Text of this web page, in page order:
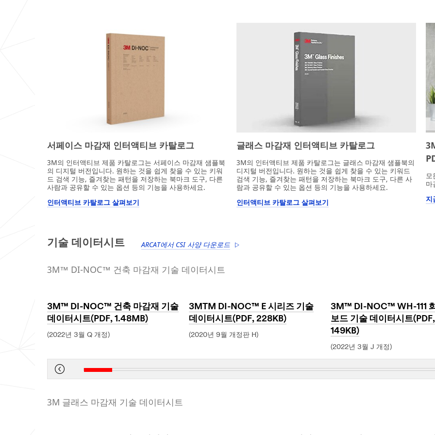
서페이스 마감재 인터액티브 카탈로그
3M의 인터액티브 제품 카탈로그는 서페이스 마감재 샘플북
의 디지털 버전입니다. 원하는 것을 쉽게 찾을 수 있는 키워
드 검색 기능, 즐겨찾는 패턴을 저장하는 북마크 도구, 다른
사람과 공유할 수 있는 옵션 등의 기능을 사용하세요.
인터액티브 카탈로그 살펴보기
글래스 마감재 인터액티브 카탈로그
3M의 인터액티브 제품 카탈로그는 글래스 마감재 샘플북의
디지털 버전입니다. 원하는 것을 쉽게 찾을 수 있는 키워드
검색 기능, 즐겨찾는 패턴을 저장하는 북마크 도구, 다른 사
람과 공유할 수 있는 옵션 등의 기능을 사용하세요.
인터액티브 카탈로그 살펴보기
모
마
지
기술 데이터시트 ARCAT에서 CSI 사양 다운로드
3M™ DI-NOC™ 건축 마감재 기술 데이터시트
3M™ DI-NOC™ 건축 마감재 기술
데이터시트(PDF, 1.48MB)
(2022년 3월 Q 개정)
1901
3MTM DI-NOC™ E 시리즈 기술
데이터시트(PDF, 228KB)
(2020년 9월 개정판 H)
1901
3M™ DI-NOC™ WH-111
보드 기술 데이터시트(PDF,
149KB)
(2022년 3월 J 개정)
1901
3M 글래스 마감재 기술 데이터시트